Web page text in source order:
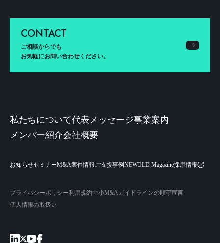
CONTACT
ご相談からでも
お気軽にお問い合わせください。
私たちについて代表メッセージ事業案内
メンバー紹介会社概要
お知らせセミナーM&A案件情報 ご支援事例NEWOLD Magazine採用情報
プライバシーポリシー利用規約中小M&Aガイドラインの順守宣言
個人情報の取扱い